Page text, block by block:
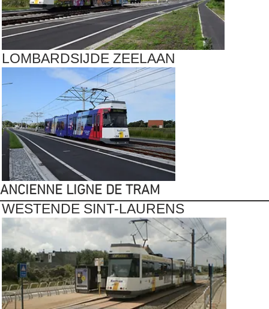
LOMBARDSIJDE ZEELAAN
ANCIENNE LIGNE DE TRAM
WESTENDE SINT-LAURENS